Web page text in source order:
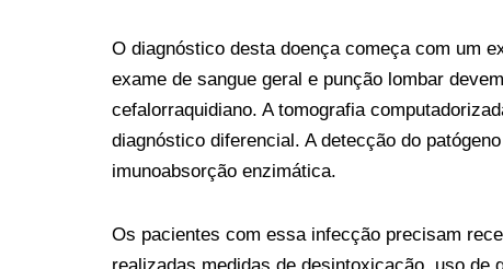
O diagnóstico desta doença começa com um
exame de sangue geral e punção lombar
cefalorraquidiano. A tomografia
diagnóstico diferencial. A detecção do
imunoabsorção enzimática.
Os pacientes com essa infecção precisam
realizadas medidas de desintoxicação, uso